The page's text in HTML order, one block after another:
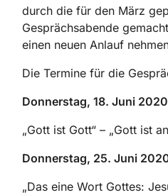
durch die für den März
Gesprächsabende
einen neuen Anlauf
Die Termine für die
Donnerstag, 18. Juni
„Gott ist Gott“ – „Gott ist
Donnerstag, 25. Juni
„Das eine Wort Gottes: